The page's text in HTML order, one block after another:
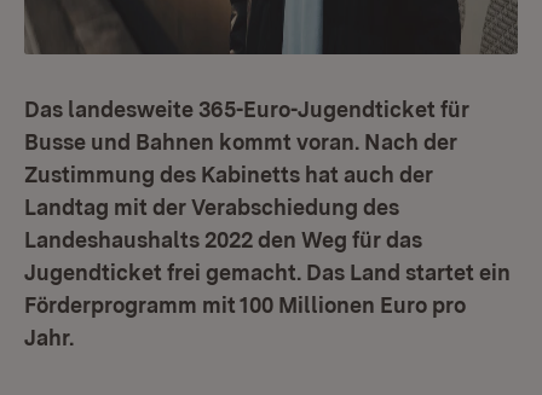
Das landesweite 365-Euro-Jugendticket für
Busse und Bahnen kommt voran. Nach der
Zustimmung des Kabinetts hat auch der
Landtag mit der Verabschiedung des
Landeshaushalts 2022 den Weg für das
Jugendticket frei gemacht. Das Land startet ein
Förderprogramm mit 100 Millionen Euro pro
Jahr.